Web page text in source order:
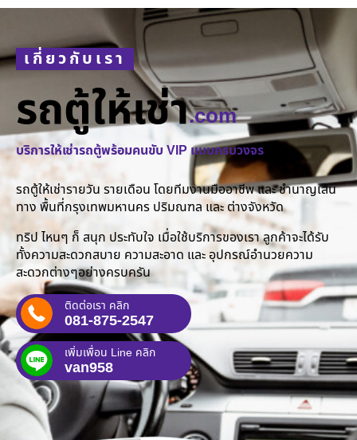
เกี่ยวกับเรา
รถตู้ให้เช่า.com
บริการให้เช่ารถตู้พร้อมคนขับ VIP แบบครบวงจร
รถตู้ให้เช่ารายวัน รายเดือน โดยทีมงานมืออาชีพ และ ชำนาญเส้น
ทาง พื้นที่กรุงเทพมหานคร ปริมณฑล และ ต่างจังหวัด
ทริป ไหนๆ ก็ สนุก ประทับใจ เมื่อใช้บริการของเรา ลูกค้าจะได้รับ
ทั้งความสะดวกสบาย ความสะอาด และ อุปกรณ์อำนวยความ
สะดวกต่างๆอย่างครบครัน
ติดต่อเรา คลิก
081-875-2547
เพิ่มเพื่อน Line คลิก
van958